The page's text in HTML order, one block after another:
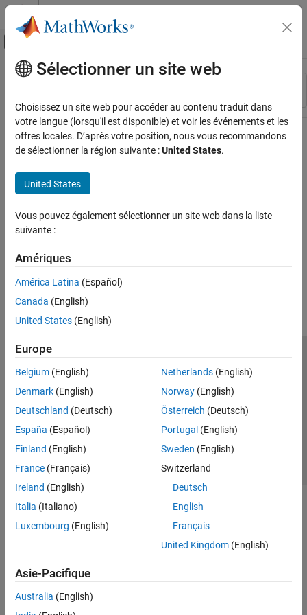
Passer au contenu
Activer/désactiver l'affichage du menu
Ressource
Contenu principal
Sélectionner un site web
Choisissez un site web pour accéder au contenu traduit dans
votre langue (lorsqu'il est disponible) et voir les événements et les
offres locales. D’après votre position, nous vous recommandons
de sélectionner la région suivante :United States.
United States
Vous pouvez également sélectionner un site web dans la liste
suivante :
Amériques
América Latina (Español)
Canada (English)
United States (English)
Europe
Belgium (English)
Denmark (English)
Deutschland (Deutsch)
España (Español)
Finland (English)
France (Français)
Ireland (English)
Italia (Italiano)
Luxembourg (English)
Netherlands(English)
Norway(English)
Österreich (Deutsch)
Portugal (English)
Sweden (English)
Switzerland
Deutsch
English
Français
United Kingdom(English)
Asie-Pacifique
Australia (English)
Lutte anti-piratage
Contacts locaux
© 1994-2026 The MathWorks, Inc.